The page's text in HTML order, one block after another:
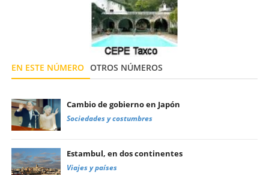
EN ESTE NÚMERO OTROS NÚMEROS
Cambio de gobierno en Japón
Sociedades y costumbres
Estambul, en dos continentes
Viajes y países